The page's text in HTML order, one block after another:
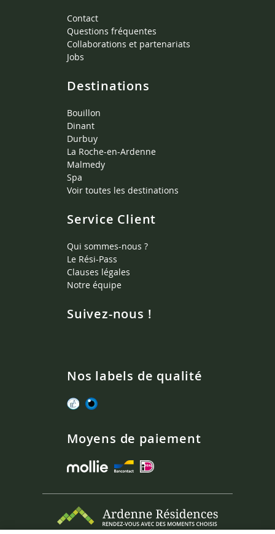
Contact
Questions fréquentes
Collaborations et partenariats
Jobs
Destinations
Bouillon
Dinant
Durbuy
La Roche-en-Ardenne
Malmedy
Spa
Voir toutes les destinations
Service Client
Qui sommes-nous ?
Le Rési-Pass
Clauses légales
Notre équipe
Suivez-nous !
Nos labels de qualité
Moyens de paiement